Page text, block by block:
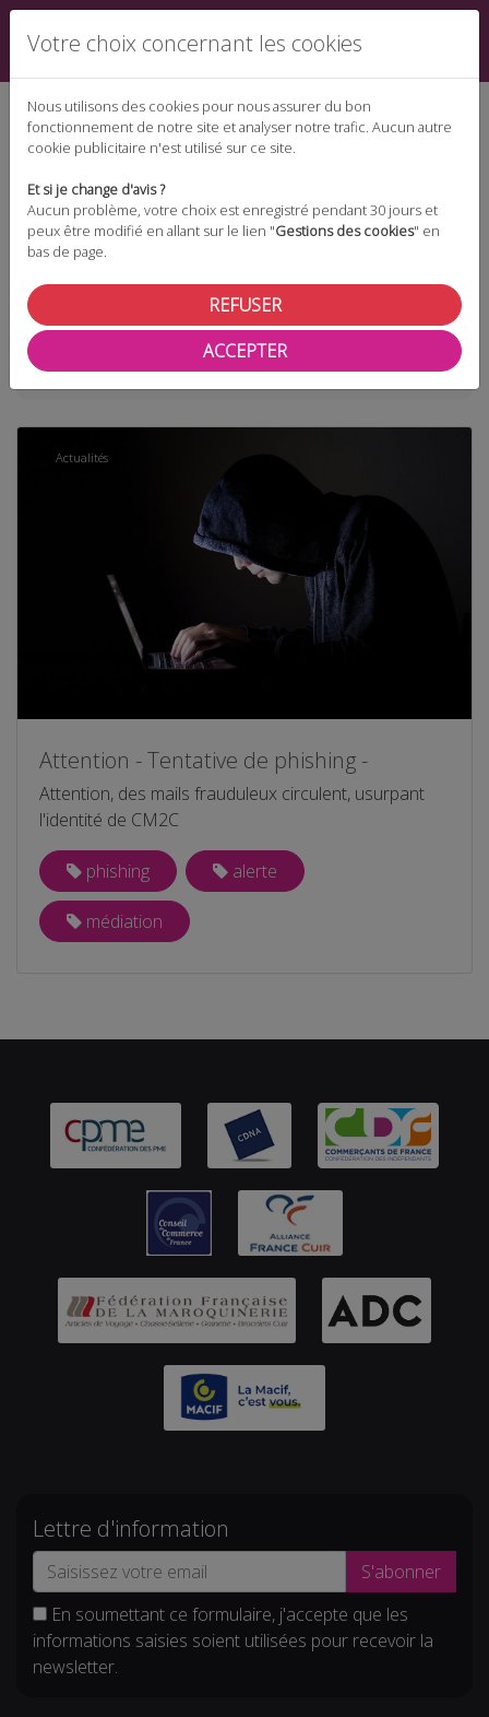
Espace téléchargement
Espace adhérent
Taxonomie phishing
Actualités
Attention - Tentative de phishing -
Attention, des mails frauduleux circulent, usurpant
l'identité de CM2C
phishing alerte
médiation
Lettre d'information
S'abonner
En soumettant ce formulaire, j'accepte que les
informations saisies soient utilisées pour recevoir la
newsletter.
Votre choix concernant les cookies
Nous utilisons des cookies pour nous assurer du bon
fonctionnement de notre site et analyser notre trafic. Aucun autre
cookie publicitaire n'est utilisé sur ce site.
Et si je change d'avis ?
Aucun problème, votre choix est enregistré pendant 30 jours et
peux être modifié en allant sur le lien "Gestions des cookies" en
bas de page.
REFUSER
ACCEPTER